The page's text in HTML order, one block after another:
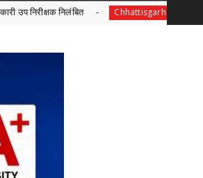
Chhattisgarh ट्रांसफॉर्म रूरल इंडिया (TRI)